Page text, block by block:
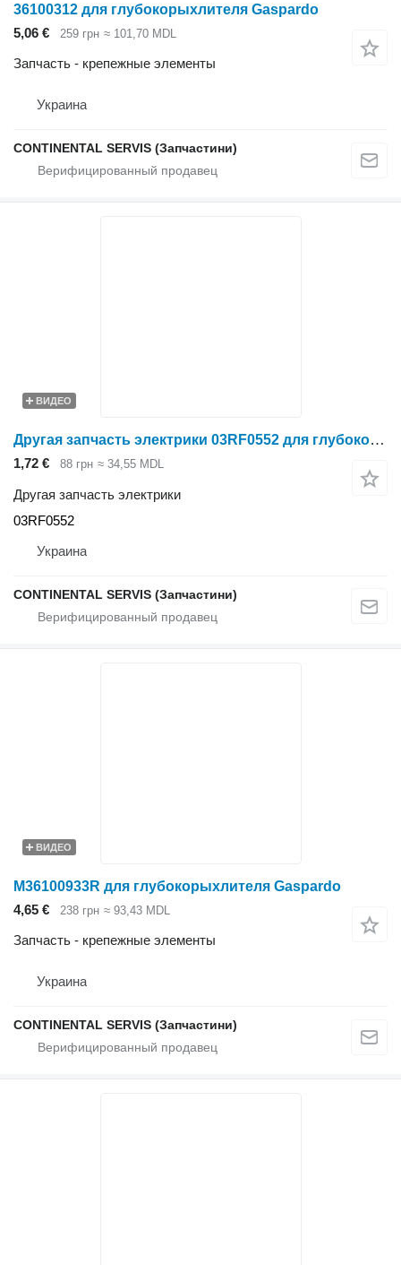
36100312 для глубокорыхлителя Gaspardo
5,06 €
259 грн ≈ 101,70 MDL
Запчасть - крепежные элементы
Украина
CONTINENTAL SERVIS (Запчастини)
ВИДЕО
Другая запчасть электрики 03RF0552 для глубокорыхлителя Agrisem
1,72 € 88 грн ≈ 34,55 MDL
Другая запчасть электрики
03RF0552
Украина
CONTINENTAL SERVIS (Запчастини)
ВИДЕО
M36100933R для глубокорыхлителя Gaspardo
4,65 €
238 грн ≈ 93,43 MDL
Запчасть - крепежные элементы
Украина
CONTINENTAL SERVIS (Запчастини)